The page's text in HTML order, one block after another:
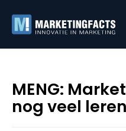
MENG:
nog veel